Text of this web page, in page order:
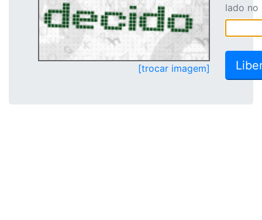
[trocar imagem]
lado no